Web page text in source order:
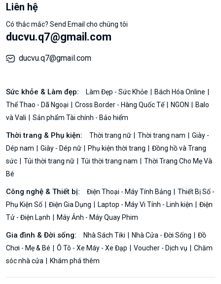
Liên hệ
Có thắc mắc? Send Email cho chúng tôi
ducvu.q7@gmail.com
ducvu.q7@gmail.com
Sức khỏe & Làm đẹp: Làm Đẹp - Sức Khỏe
Bách Hóa Online
Thể Thao - Dã Ngoại
Cross Border - Hàng Quốc Tế NGON
Balo
và Vali
Sản phẩm Tài chính - Bảo hiểm
Thời trang & Phụ kiện: Thời trang nữ Thời trang nam
Giày -
Dép nam
Giày - Dép nữ Phụ kiện thời trang
Đồng hồ và Trang
sức
Túi thời trang nữ Túi thời trang nam
Thời Trang Cho Mẹ Và
Bé
Công nghệ & Thiết bị: Điện Thoại - Máy Tính Bảng
Thiết Bị Số -
Phụ Kiện Số
Điện Gia Dụng Laptop - Máy Vi Tính - Linh kiện
Điện
Tử - Điện Lạnh
Máy Ảnh - Máy Quay Phim
Gia đình & Đời sống: Nhà Sách Tiki Nhà Cửa - Đời Sống
Đồ
Chơi - Mẹ & Bé
Ô Tô - Xe Máy - Xe Đạp Voucher - Dịch vụ
Chăm
sóc nhà cửa
Khám phá thêm